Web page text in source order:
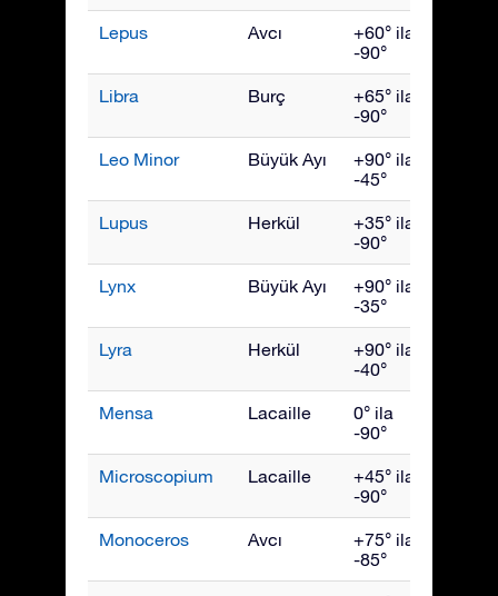
Lepus Avcı
+60° ila
-90°
Libra Burç
+65° ila
-90°
Leo Minor Büyük Ayı
+90° ila
-45°
Lupus Herkül
+35° ila
-90°
Lynx Büyük Ayı
+90° ila
-35°
Lyra Herkül
+90° ila
-40°
Mensa Lacaille
0° ila
-90°
Microscopium Lacaille
+45° ila
-90°
Monoceros Avcı
+75° ila
-85°